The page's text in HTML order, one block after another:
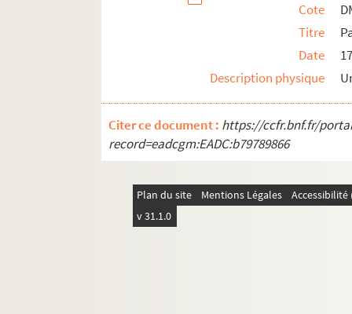
Cote
Titre
Date
Description physique
Citer ce document : https://ccfr.bnf.fr/
record=eadcgm:EADC:b79789866
Plan du site Mentions Légales
v 31.1.0